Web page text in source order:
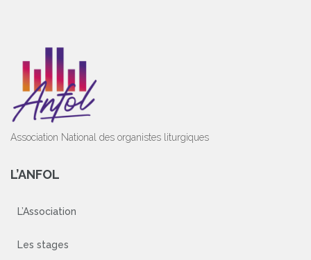
Association National des organistes liturgiques
L’ANFOL
L’Association
Les stages